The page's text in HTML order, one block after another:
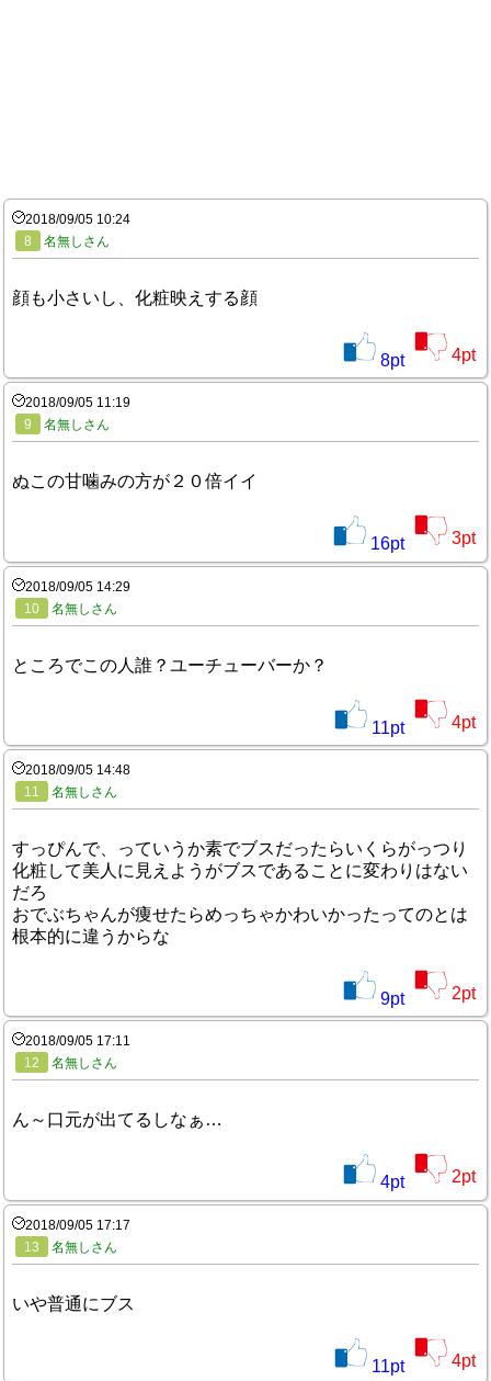
2018/09/05 10:24
8
名無しさん
顔も小さいし、化粧映えする顔
8pt 4pt
2018/09/05 11:19
9
名無しさん
ぬこの甘噛みの方が２０倍イイ
16pt 3pt
2018/09/05 14:29
10
名無しさん
ところでこの人誰？ユーチューバーか？
11pt 4pt
2018/09/05 14:48
11
名無しさん
すっぴんで、っていうか素でブスだったらいくらがっつり
化粧して美人に見えようがブスであることに変わりはない
だろ
おでぶちゃんが痩せたらめっちゃかわいかったってのとは
根本的に違うからな
9pt 2pt
2018/09/05 17:11
12
名無しさん
ん～口元が出てるしなぁ…
4pt 2pt
2018/09/05 17:17
13
名無しさん
いや普通にブス
11pt 4pt